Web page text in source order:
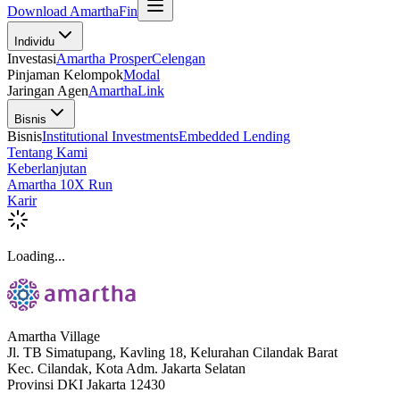
Download AmarthaFin
Individu
InvestasiAmartha ProsperCelengan
Pinjaman KelompokModal
Jaringan AgenAmarthaLink
Bisnis
BisnisInstitutional InvestmentsEmbedded Lending
Tentang Kami
Keberlanjutan
Amartha 10X Run
Karir
Loading...
Amartha Village
Jl. TB Simatupang, Kavling 18, Kelurahan Cilandak Barat
Kec. Cilandak, Kota Adm. Jakarta Selatan
Provinsi DKI Jakarta 12430